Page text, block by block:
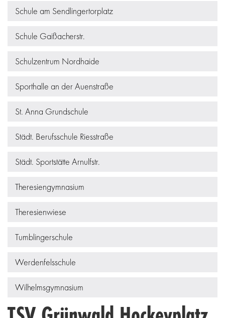
Schule am Sendlingertorplatz
Schule Gaißacherstr.
Schulzentrum Nordhaide
Sporthalle an der Auenstraße
St. Anna Grundschule
Städt. Berufsschule Riesstraße
Städt. Sportstätte Arnulfstr.
Theresiengymnasium
Theresienwiese
Tumblingerschule
Werdenfelsschule
Wilhelmsgymnasium